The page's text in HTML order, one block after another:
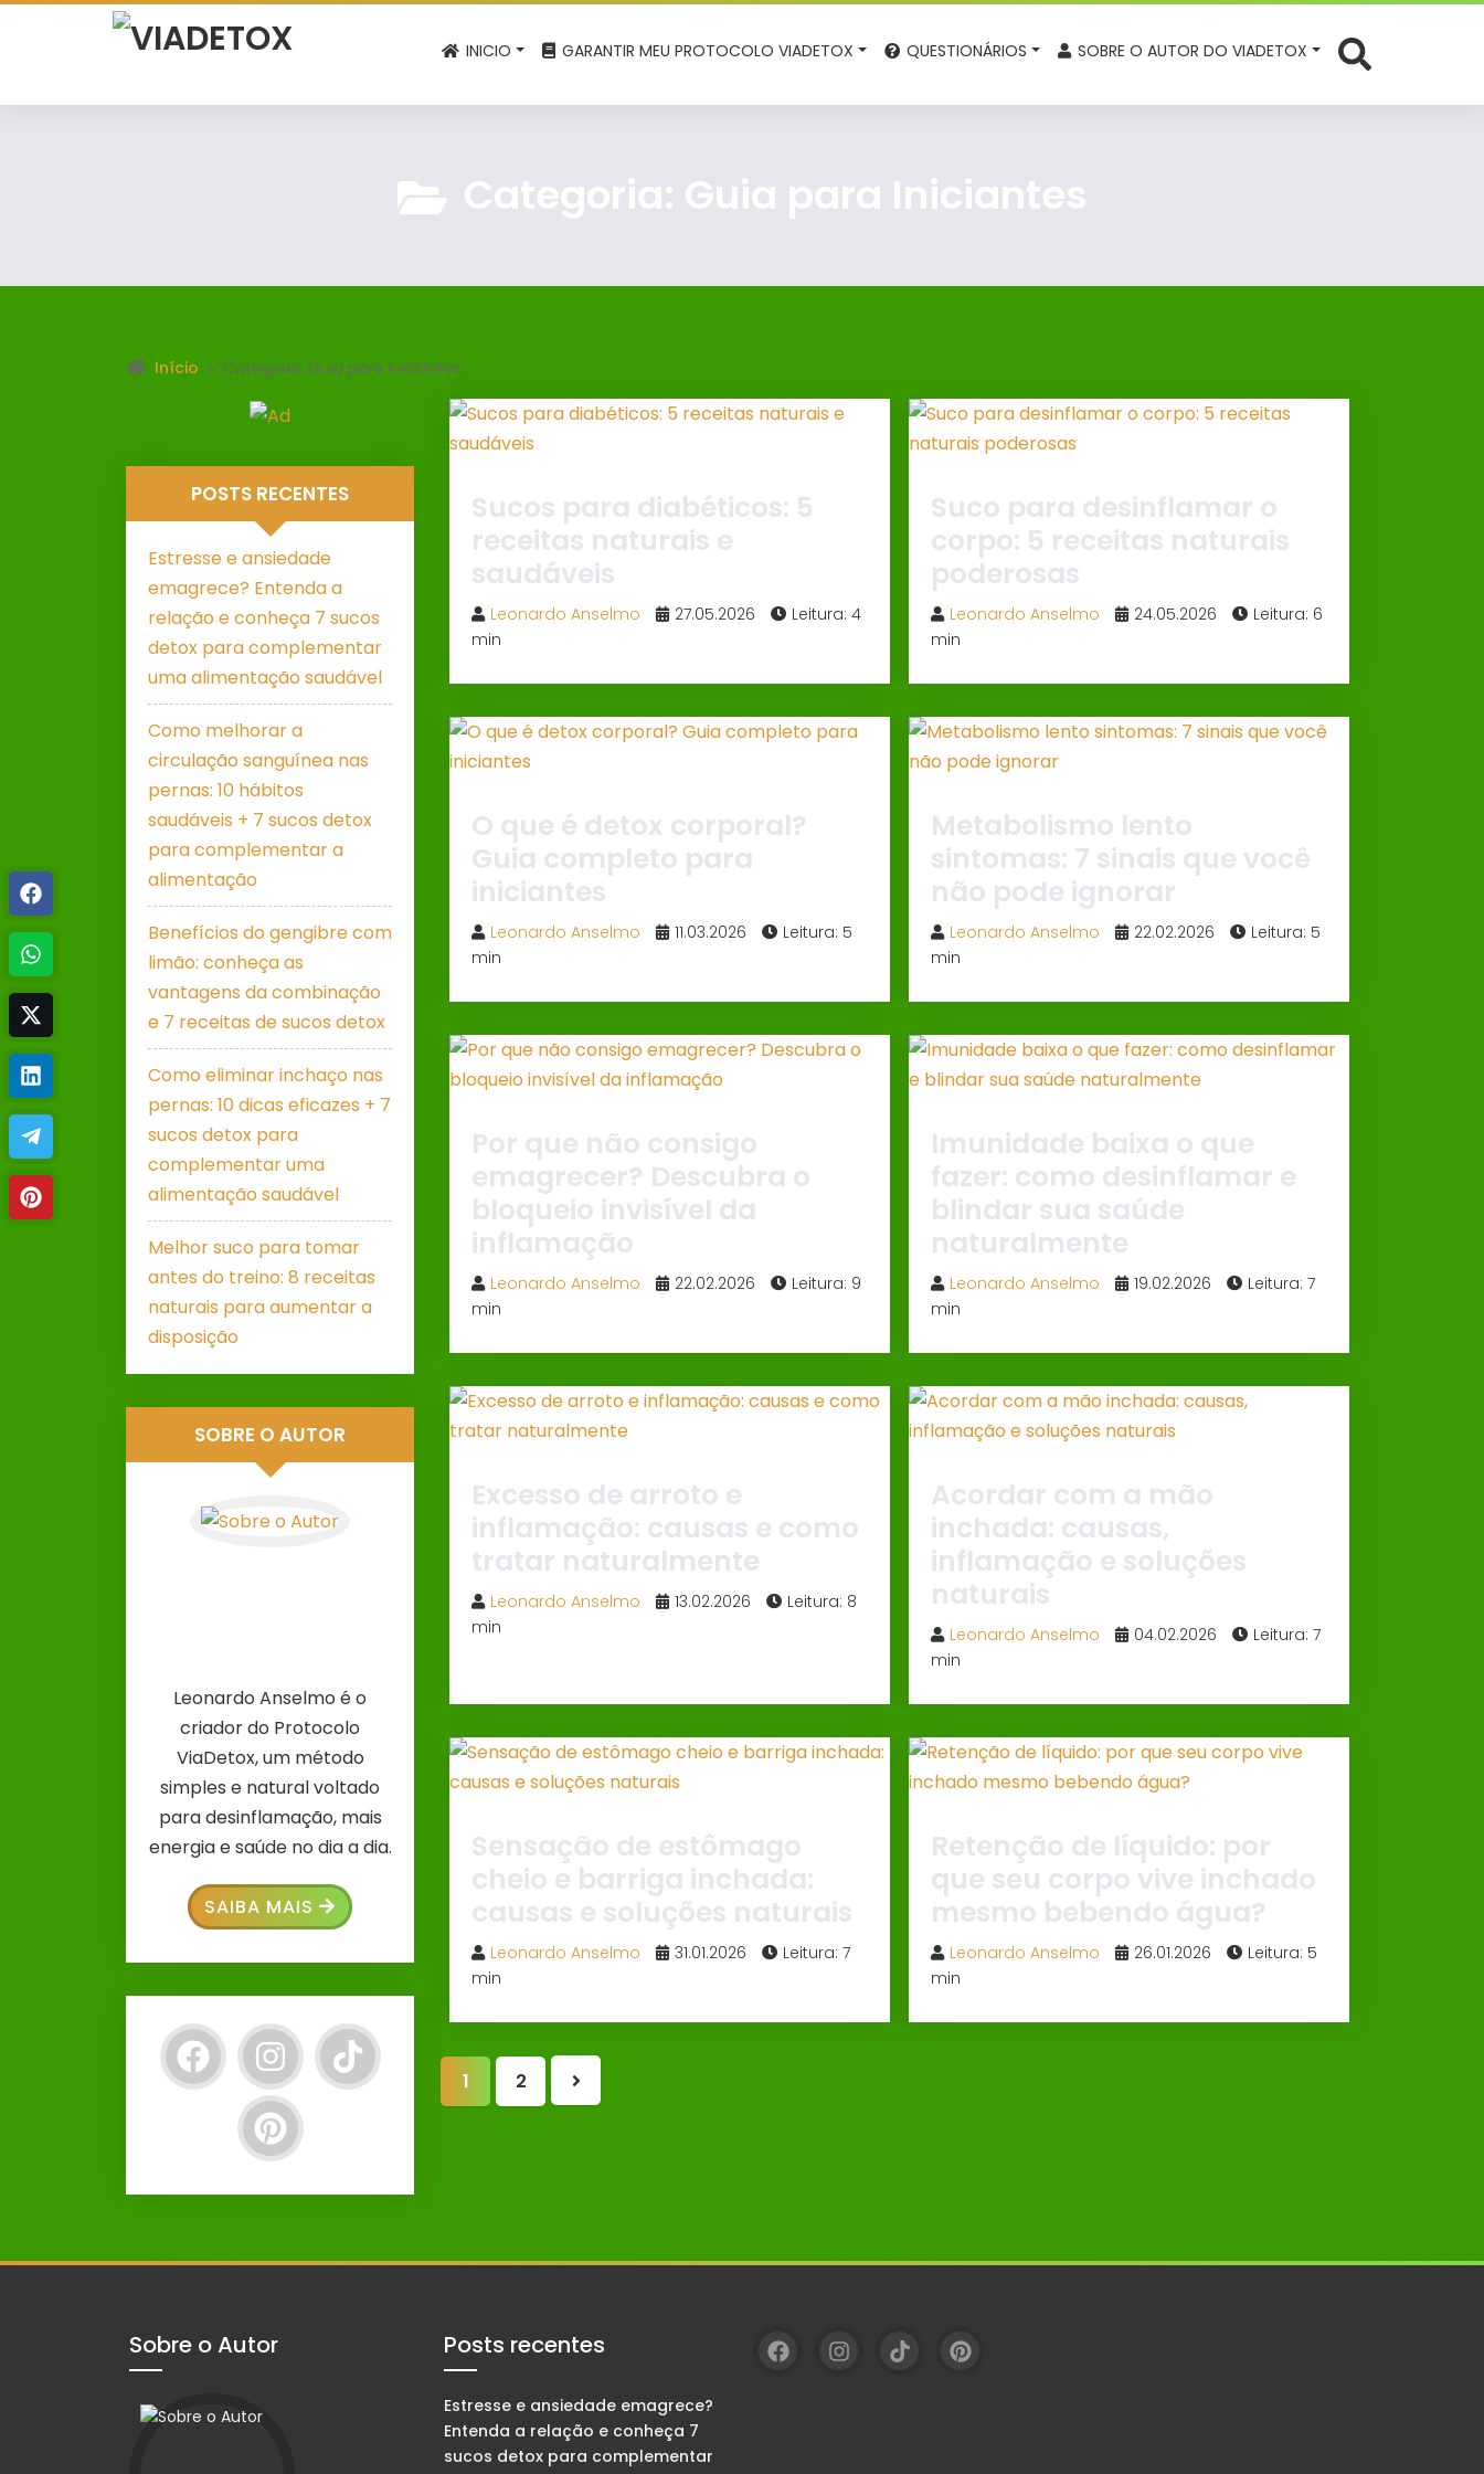
INICIO GARANTIR MEU PROTOCOLO VIADETOX QUESTIONÁRIOS SOBRE O AUTOR DO VIADETOX
Categoria: Guia para Iniciantes
Início Categoria: Guia para Iniciantes
Sucos para diabéticos: 5
receitas naturais e
saudáveis
Leonardo Anselmo 27.05.2026
Leitura: 4
min
Suco para desinflamar o
corpo: 5 receitas naturais
poderosas
Leonardo Anselmo 24.05.2026
Leitura: 6
min
O que é detox corporal?
Guia completo para
iniciantes
Leonardo Anselmo 11.03.2026
Leitura: 5
min
Metabolismo lento
sintomas: 7 sinais que você
não pode ignorar
Leonardo Anselmo 22.02.2026
Leitura: 5
min
Por que não consigo
emagrecer? Descubra o
bloqueio invisível da
inflamação
Leonardo Anselmo 22.02.2026
Leitura: 9
min
Imunidade baixa o que
fazer: como desinflamar e
blindar sua saúde
naturalmente
Leonardo Anselmo 19.02.2026
Leitura: 7
min
Excesso de arroto e
inflamação: causas e como
tratar naturalmente
Leonardo Anselmo 13.02.2026
Leitura: 8
min
Acordar com a mão
inchada: causas,
inflamação e soluções
naturais
Leonardo Anselmo 04.02.2026
Leitura: 7
min
Sensação de estômago
cheio e barriga inchada:
causas e soluções naturais
Leonardo Anselmo 31.01.2026
Leitura: 7
min
Retenção de líquido: por
que seu corpo vive inchado
mesmo bebendo água?
Leonardo Anselmo 26.01.2026
Leitura: 5
min
1 2 Próxima
página
POSTS RECENTES
Estresse e ansiedade
emagrece? Entenda a
relação e conheça 7 sucos
detox para complementar
uma alimentação saudável
Como melhorar a
circulação sanguínea nas
pernas: 10 hábitos
saudáveis + 7 sucos detox
para complementar a
alimentação
Benefícios do gengibre com
limão: conheça as
vantagens da combinação
e 7 receitas de sucos detox
Como eliminar inchaço nas
pernas: 10 dicas eficazes + 7
sucos detox para
complementar uma
alimentação saudável
Melhor suco para tomar
antes do treino: 8 receitas
naturais para aumentar a
disposição
SOBRE O AUTOR
Leonardo Anselmo é o
criador do Protocolo
ViaDetox, um método
simples e natural voltado
para desinflamação, mais
energia e saúde no dia a dia.
SAIBA MAIS
Sobre o Autor Posts recentes
Estresse e ansiedade emagrece?
Entenda a relação e conheça 7
sucos detox para complementar